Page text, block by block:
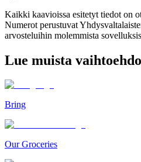
Kaikki kaavioissa esitetyt tiedot on
Numerot perustuvat
arvosteluihin molemmista
Lue muista
Bring
Our Groceries